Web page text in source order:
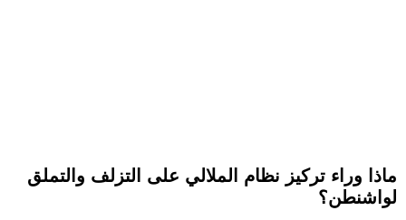
ماذا وراء ترکيز نظام الملالي على التزلف والتملق
لواشنطن؟